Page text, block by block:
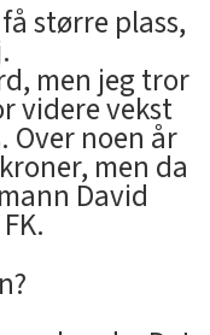
større plass,
men jeg tror
videre vekst
Over noen år
men da
David